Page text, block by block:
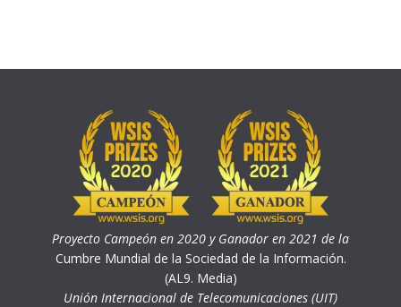
Proyecto Campeón en 2020 y Ganador en 2021 de la
Cumbre Mundial de la Sociedad de la Información.
(AL9. Media)
Unión Internacional de Telecomunicaciones (UIT)